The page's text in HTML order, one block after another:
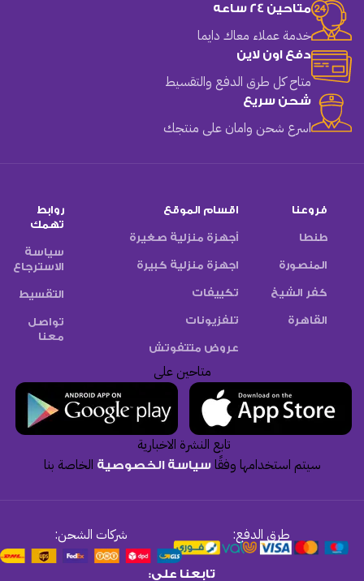
متاحين 24 ساعه
خدمة عملاء معاك دايما
دفع اون لاين
متاح كل طرق الدفع والتقسيط
شحن سريع
اسرع شحن وامان على منتجك
فروعنا
طنطا
المنصورة
كفر الشيخ
القاهرة
اقسام الموقع
أجهزة منزلية صغيرة
اجهزة منزلية كبيرة
تكييفات
تلفزيونات
عروض متتفوتش
روابط
تهمك
سياسة
الاسترجاع
التقسيط
تواصل
معنا
متاحين على
تابع النشرة الاخبارية
سيتم استخدامها وفقًاسياسة الخصوصية الخاصة بنا
طرق الدفع: شركات الشحن:
تابعنا على: